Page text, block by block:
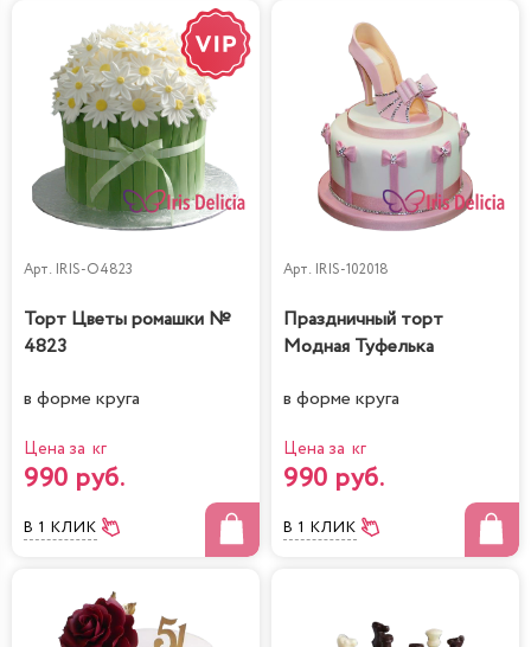
Арт. IRIS-O4823
Торт Цветы ромашки №
4823
в форме круга
Цена за кг
990 руб.
В 1 КЛИК
Арт. IRIS-102018
Праздничный торт
Модная Туфелька
в форме круга
Цена за кг
990 руб.
В 1 КЛИК